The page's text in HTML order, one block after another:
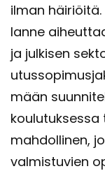
ilman
lan­ne
ja jul­ki­sen
mään
kou­lu­tuk­ses­sa
mah­dol­li­nen,
val­mis­tu­vien